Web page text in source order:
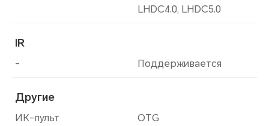
IR
-
Другие
ИК-пульт
LHDC4.0, LHDC5.0
Поддерживается
OTG